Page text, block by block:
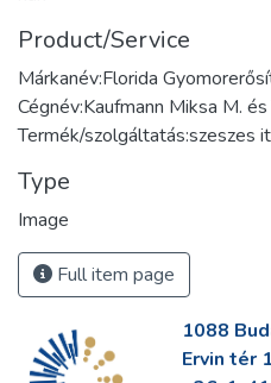
Product/Service
Márkanév:Florida
Cégnév:Kaufmann Miksa M. és
Termék/szolgáltatás:szeszes
Type
Image
Full item page
1088
Ervin tér